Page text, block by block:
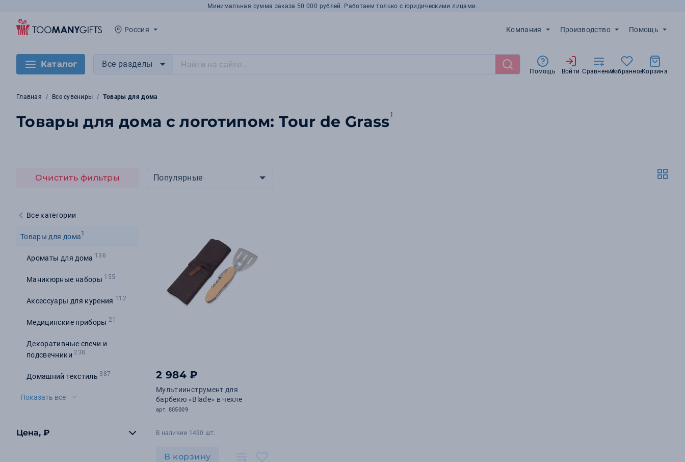
Минимальная сумма заказа 50 000 рублей. Работаем только с юридическими лицами.
Россия Компания Производство Помощь
Каталог Все разделы
Помощь Войти СравнениеИзбранноеКорзина
Главная Все сувениры Товары для дома
Товары для дома с логотипом: Tour de Grass 1
Очистить фильтры
Все категории
Товары для дома1
Ароматы для дома 136
Маникюрные наборы 155
Аксессуары для курения 112
Медицинские приборы 21
Декоративные свечи и
подсвечники238
Домашний текстиль 387
Показать все
Цена, ₽
Популярные
2 984 ₽
Мультиинструмент для
барбекю «Blade» в чехле
арт. 805009
В наличии 1490 шт.
В корзину